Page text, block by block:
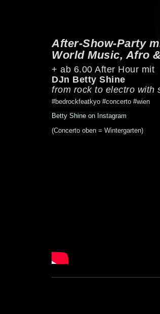
After-Show-Party
World Music, Afro
+ ab 6.00 After Hour mit
DJn Betty Shine
from rock to electro with
#bedrockfeatkyo #concerto #wien
Betty Shine on Instagram
(Concerto oben = Wintergarten)